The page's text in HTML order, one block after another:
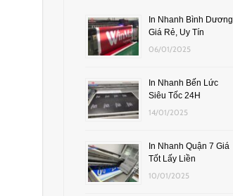
In Nhanh Bình Dương
Giá Rẻ, Uy Tín
06/01/2025
In Nhanh Bến Lức
Siêu Tốc 24H
14/01/2025
In Nhanh Quận 7 Giá
Tốt Lấy Liền
10/01/2025